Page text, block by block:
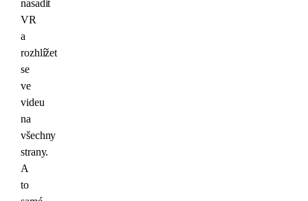
nasadit
VR
a
rozhlížet
se
ve
videu
na
všechny
strany.
A
to